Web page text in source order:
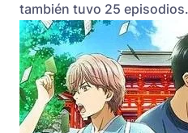
también tuvo 25 episodios.